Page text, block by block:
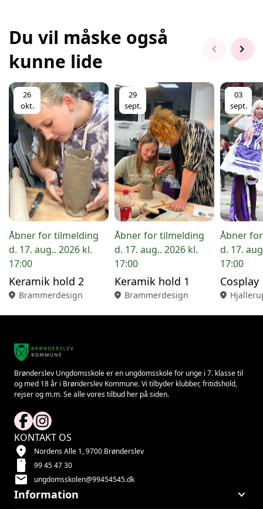
Du vil måske også
kunne lide
chevron_left chevron_right
26
okt.
Åbner for tilmelding
d. 17. aug.. 2026 kl.
17:00
Keramik hold 2
location_on Brammerdesign
29
sept.
Åbner for tilmelding
d. 17. aug.. 2026 kl.
17:00
Keramik hold 1
location_on Brammerdesign
03
sept.
Åbner
d. 17.
17:00
Cosplay
location_on
Brønderslev Ungdomsskole er en ungdomsskole for unge i 7. klasse til
og med 18 år i Brønderslev Kommune. Vi tilbyder klubber, fritidshold,
rejser og m.m. Se alle vores tilbud her på siden.
KONTAKT OS
location_on Nordens Alle 1, 9700 Brønderslev
smartphone 99 45 47 30
mail ungdomsskolen@99454545.dk
Information
keyboard_arrow_down